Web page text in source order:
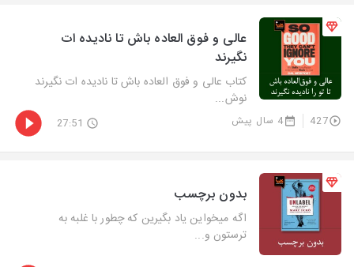
عالی و فوق العاده باش تا نادیده ات
نگیرند
کتاب عالی و فوق العاده باش تا نادیده ات نگیرند
نوش...
427 4 سال پیش 27:51
بدون برچسب
اگه میخواین یاد بگیرین که چطور با غلبه به
ترستون و...